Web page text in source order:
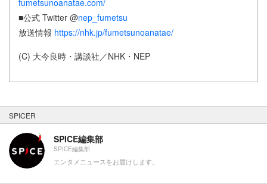
fumetsunoanatae.com/
■公式 Twitter @nep_fumetsu
放送情報 https://nhk.jp/fumetsunoanatae/
(C) ⼤今良時・講談社／NHK・NEP
SPICER
SPICE編集部
SPICE編集部
エンタメニュースをお届けします。